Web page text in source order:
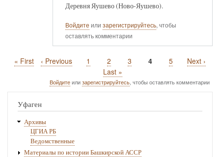
Деревня Яушево (Ново-Яушево).
Войдите или зарегистрируйтесь, чтобы
оставлять комментарии
Нумерация
Первая
« First
Предыдущая
‹ Previous Page
1 Page
2 Page
3
Текущая
4 Page
5
Next ›
Последняя
страница
Last »
Войдитеилизарегистрируйтесь, чтобы оставлять комментарии
Уфаген
Архивы
ЦГИА РБ
Ведомственные
Материалы по истории Башкирской АССР